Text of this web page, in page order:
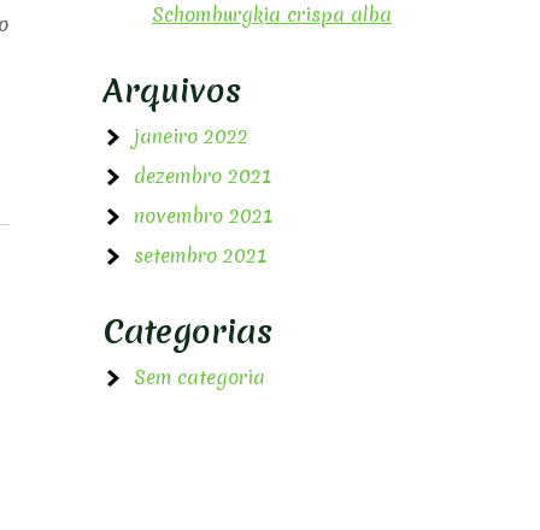
Schomburgkia crispa alba
Arquivos
janeiro 2022
dezembro 2021
novembro 2021
setembro 2021
Categorias
Sem categoria